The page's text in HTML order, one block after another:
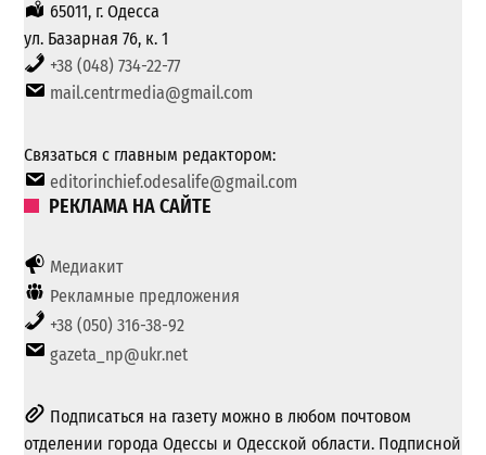
65011, г. Одесса
ул. Базарная 76, к. 1
+38 (048) 734-22-77
mail.centrmedia@gmail.com
Связаться с главным редактором:
editorinchief.odesalife@gmail.com
РЕКЛАМА НА САЙТЕ
Медиакит
Рекламные предложения
+38 (050) 316-38-92
gazeta_np@ukr.net
Подписаться на газету можно в любом почтовом
отделении города Одессы и Одесской области. Подписной